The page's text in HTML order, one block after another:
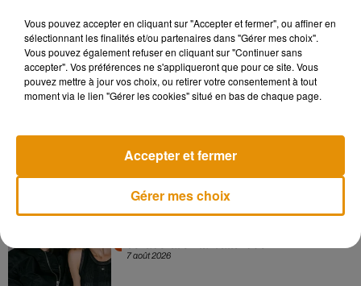
Musique
Sensation » avec Kylie Minogue
7 août 2026
Vous pouvez accepter en cliquant sur "Accepter et fermer", ou affiner en
sélectionnant les finalités et/ou partenaires dans "Gérer mes choix".
Vous pouvez également refuser en cliquant sur "Continuer sans
accepter". Vos préférences ne s'appliqueront que pour ce site. Vous
pouvez mettre à jour vos choix, ou retirer votre consentement à tout
moment via le lien "Gérer les cookies" situé en bas de chaque page.
Gérer mes choix
Accepter et fermer